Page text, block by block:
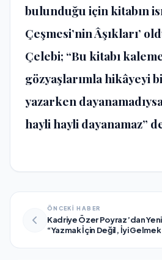
bulunduğu için kitabın
Çeşmesi’nin Âşıkları’
Çelebi; “Bu kitabı
gözyaşlarımla hikâyeyi
yazarken
hayli hayli dayanamaz”
ÖNCEKİ HABER
Kadriye Özer Poyraz’dan
“Yazmak İçin Değil, İyi Gelmek